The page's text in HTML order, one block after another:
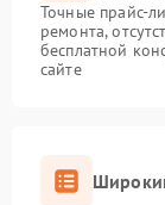
Точные прайс-
ремонта,
бесплатной
сайте